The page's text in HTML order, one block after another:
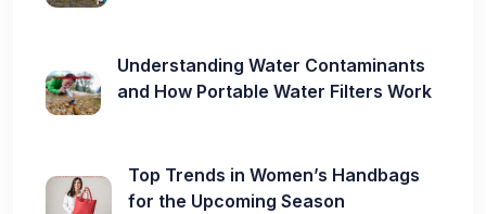
Understanding Water Contaminants
and How Portable Water Filters Work
Top Trends in Women’s Handbags
for the Upcoming Season